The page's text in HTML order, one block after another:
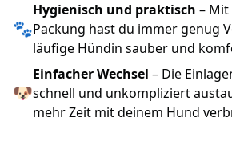
🐾
Hygienisch und praktisch – Mit
Packung hast du immer genug
läufige Hündin sauber und
🐶
Einfacher Wechsel – Die
schnell und unkompliziert
mehr Zeit mit deinem Hund